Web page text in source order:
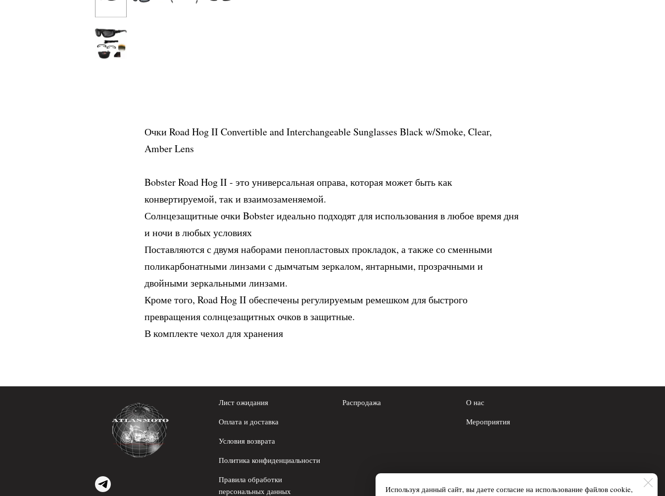
Очки Road Hog II Convertible and Interchangeable Sunglasses Black w/Smoke, Clear,
Amber Lens
Bobster Road Hog II - это универсальная оправа, которая может быть как
конвертируемой, так и взаимозаменяемой.
Солнцезащитные очки Bobster идеально подходят для использования в любое время дня
и ночи в любых условиях
Поставляются с двумя наборами пенопластовых прокладок, а также со сменными
поликарбонатными линзами с дымчатым зеркалом, янтарными, прозрачными и
двойными зеркальными линзами.
Кроме того, Road Hog II обеспечены регулируемым ремешком для быстрого
превращения солнцезащитных очков в защитные.
В комплекте чехол для хранения
Используя данный сайт, вы даете согласие на использование файлов cookie,
Лист ожидания
Оплата и доставка
Условия возврата
Политика конфиденциальности
Правила обработки
персональных данных
Распродажа
О нас
Мероприятия